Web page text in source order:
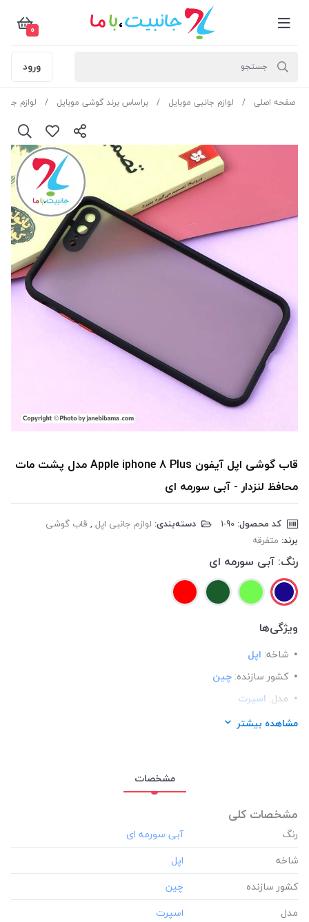
0
ورود
صفحه اصلی لوازم جانبی موبایل براساس برند گوشی موبایل لوازم
قاب گوشی اپل آیفون Apple iphone 8 Plus مدل پشت مات
محافظ لنزدار - آبی سورمه ای
کد محصول: دسته‌بندی: لوازم جانبی اپل , قاب گوشی
برند: متفرقه
رنگ: آبی سورمه ای
ویژگی‌ها
شاخه: اپل
کشور سازنده: چین
مدل: اسپرت
ساختار: مات
مشاهده بیشتر
مشخصات
مشخصات کلی
رنگ
شاخه
کشور سازنده
مدل